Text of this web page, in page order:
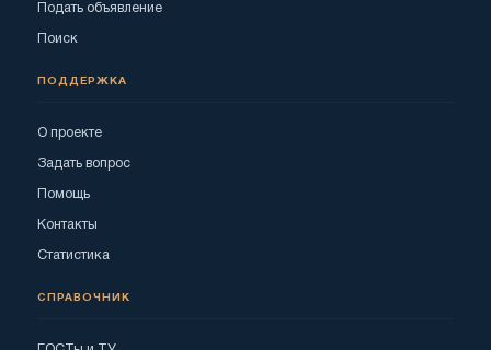
Подать объявление
Поиск
ПОДДЕРЖКА
О проекте
Задать вопрос
Помощь
Контакты
Статистика
СПРАВОЧНИК